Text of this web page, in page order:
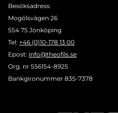
Besöksadress:
Mogölsvägen 26
554 75 Jönköping
Tel: +46 (0)10-178 13 00
Epost: info@theofils.se
Org. nr 556154-8925
Bankgironummer 835-7378